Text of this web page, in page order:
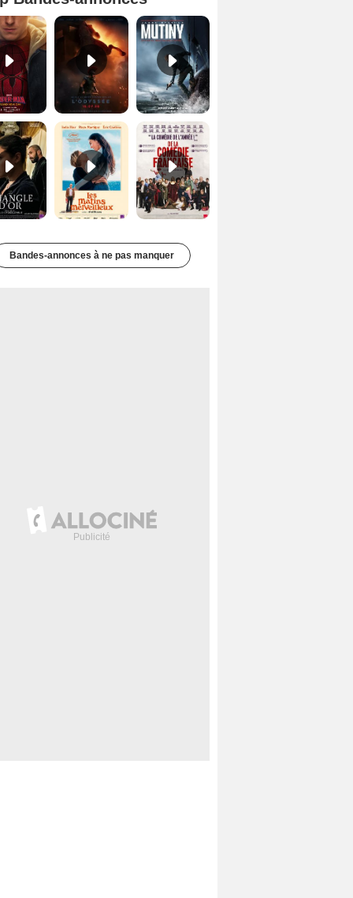
Spider-Man: Brand New Day Bande-annonce VO STFR L'Odyssée Bande-annonce VO STFR
Les Matins merveilleux Bande-annonce VF De la Comédie-Française Teaser VF
Bandes-annonces à ne pas manquer